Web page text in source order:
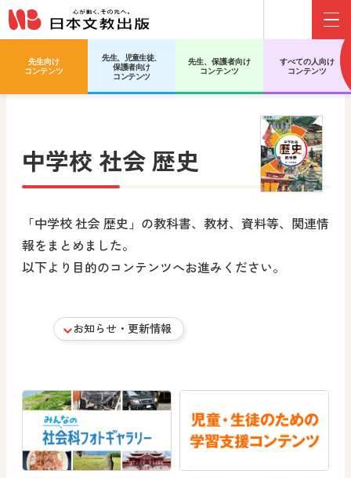
先生向け
コンテンツ
先生、児童生徒、
保護者向け
コンテンツ
先生、保護者向け
コンテンツ
すべての人向け
コンテンツ
日文HOME 中学校 社会 歴史
中学校 社会 歴史
「中学校 社会 歴史」の教科書、教材、資料等、関連情
報をまとめました。
以下より目的のコンテンツへお進みください。
お知らせ・更新情報